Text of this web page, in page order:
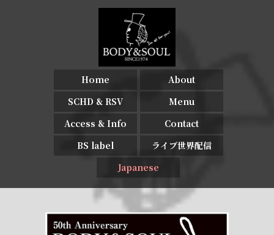
Home
About
SCHD & RSV
Menu
Access & Info
Contact
BS label
ライブ世界配信
Japanese